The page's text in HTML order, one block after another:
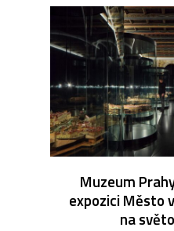
Muzeum
expozici Město
na